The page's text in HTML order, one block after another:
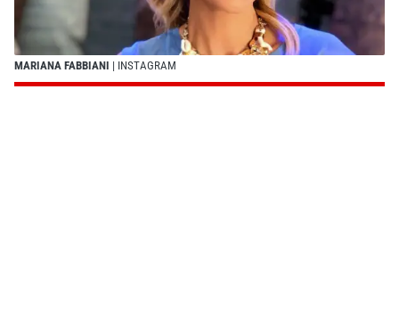
MARIANA FABBIANI | INSTAGRAM